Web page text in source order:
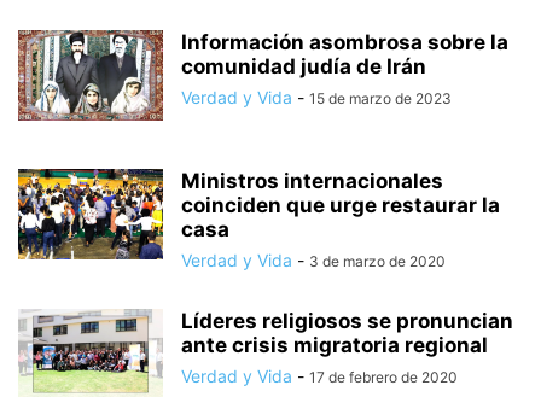
Información asombrosa sobre la
comunidad judía de Irán
Verdad y Vida - 15 de marzo de 2023
Ministros internacionales
coinciden que urge restaurar la
casa
Verdad y Vida - 3 de marzo de 2020
Líderes religiosos se pronuncian
ante crisis migratoria regional
Verdad y Vida - 17 de febrero de 2020